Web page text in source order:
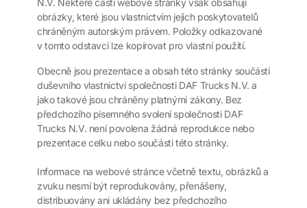
N.V. Některé části webové stránky však obsahují
obrázky, které jsou vlastnictvím jejich poskytovatelů
chráněným autorským právem. Položky odkazované
v tomto odstavci lze kopírovat pro vlastní použití.
Obecně jsou prezentace a obsah této stránky součástí
duševního vlastnictví společnosti DAF Trucks N.V. a
jako takové jsou chráněny platnými zákony. Bez
předchozího písemného svolení společnosti DAF
Trucks N.V. není povolena žádná reprodukce nebo
prezentace celku nebo součásti této stránky.
Informace na webové stránce včetně textu, obrázků a
zvuku nesmí být reprodukovány, přenášeny,
distribuovány ani ukládány bez předchozího